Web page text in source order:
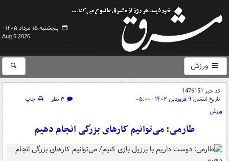
پنجشنبه ۱۵ مرداد ۱۴۰۵ -
Aug 6 2026
ورزش
کد خبر 1476151
تاریخ انتشار: ۹ فروردین ۱۴۰۲ - ۰۵:۰۰ ۳ نظر
چاپ
ورزش
طارمی: می‌توانیم کارهای بزرگی انجام دهیم